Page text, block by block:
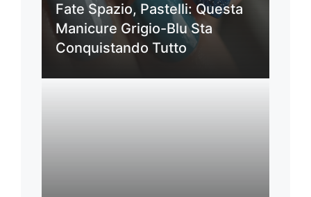
Fate Spazio, Pastelli: Questa
Manicure Grigio-Blu Sta
Conquistando Tutto